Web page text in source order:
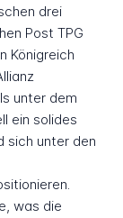
drei
Post TPG
Königreich
unter dem
ein solides
sich unter den
was die